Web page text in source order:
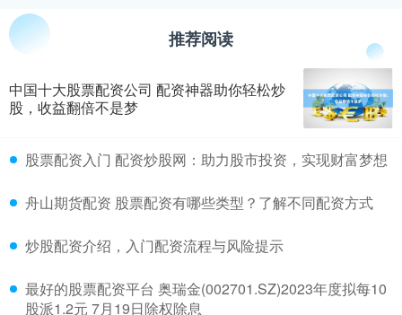
推荐阅读
中国十大股票配资公司 配资神器助你轻松炒
股，收益翻倍不是梦
​股票配资入门 配资炒股网：助力股市投资，实现财富梦想
​舟山期货配资 股票配资有哪些类型？了解不同配资方式
​炒股配资介绍，入门配资流程与风险提示
​最好的股票配资平台 奥瑞金(002701.SZ)2023年度拟每10
股派1.2元 7月19日除权除息